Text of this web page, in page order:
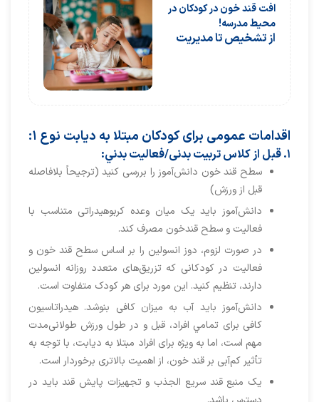
افت قند خون در کودکان در
محیط مدرسه!
از تشخیص تا مدیریت
اقدامات عمومی برای کودکان مبتلا به دیابت نوع ۱:
۱. قبل از کلاس تربیت بدنی/فعالیت بدني:
سطح قند خون دانش‌آموز را بررسی کنید (ترجیحاً بلافاصله
قبل از ورزش)
دانش‌آموز باید یک میان ‌وعده کربوهیدراتی متناسب با
فعالیت و سطح قندخون مصرف کند.
در صورت لزوم، دوز انسولین را بر اساس سطح قند خون و
فعالیت در کودکانی که تزریق‌های متعدد روزانه انسولین
دارند، تنظیم کنید. این مورد برای هر کودک متفاوت است.
دانش‌آموز باید آب به میزان کافی بنوشد. هیدراتاسیون
کافی برای تمامي افراد، قبل و در طول ورزش طولانی‌مدت
مهم است، اما به ویژه برای افراد مبتلا به دیابت، با توجه به
تأثیر کم‌آبی بر قند خون، از اهمیت بالاتری برخوردار است.
یک منبع قند سریع الجذب و تجهیزات پایش قند باید در